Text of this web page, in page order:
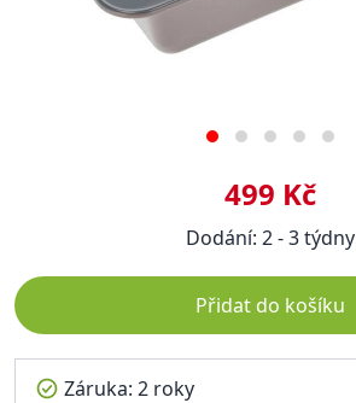
499 Kč
Dodání: 2 - 3 týdny
Přidat do košíku
Záruka: 2 roky